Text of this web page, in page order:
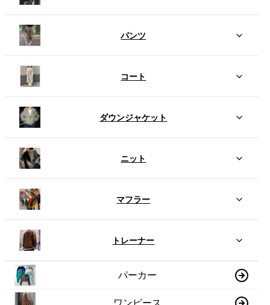
パンツ
コート
ダウンジャケット
ニット
マフラー
トレーナー
パーカー
ワンピース